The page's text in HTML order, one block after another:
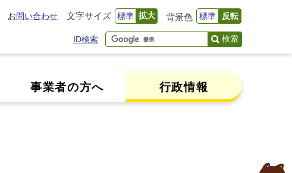
お問い合わせ 文字サイズ 標準 拡大 背景色 標準 反転
ID検索 検索
事業者の方へ 行政情報